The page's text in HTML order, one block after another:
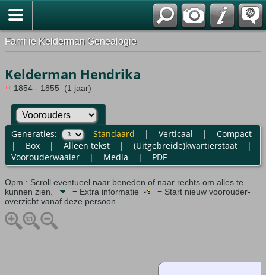
Familie Kelderman Genealogie
Kelderman Hendrika
1854 - 1855 (1 jaar)
Generaties: Standaard | Verticaal | Compact
| Box| Alleen tekst| (Uitgebreide)kwartierstaat|
Voorouderwaaier| Media | PDF
Opm.: Scroll eventueel naar beneden of naar rechts om alles te
kunnen zien.
= Extra informatie
= Start nieuw voorouder-
overzicht vanaf deze persoon